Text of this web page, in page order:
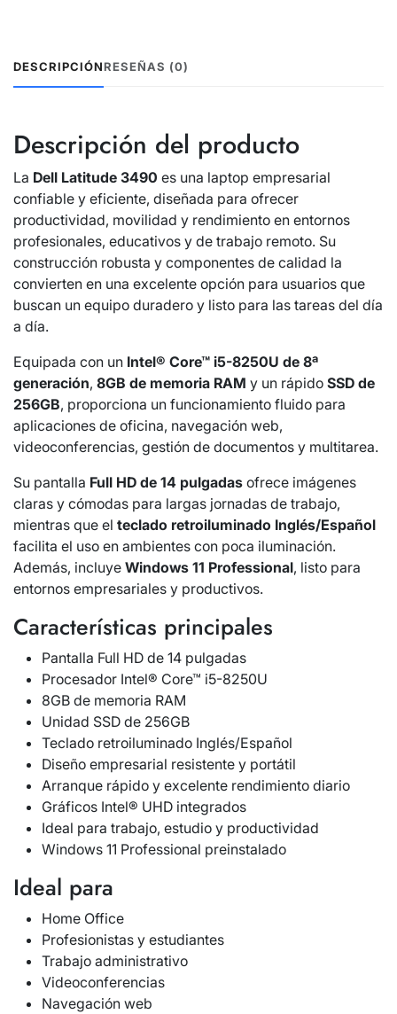
DESCRIPCIÓNRESEÑAS (0)
Descripción del producto
La Dell Latitude 3490 es una laptop empresarial
confiable y eficiente, diseñada para ofrecer
productividad, movilidad y rendimiento en entornos
profesionales, educativos y de trabajo remoto. Su
construcción robusta y componentes de calidad la
convierten en una excelente opción para usuarios que
buscan un equipo duradero y listo para las tareas del día
a día.
Equipada con un Intel® Core™ i5-8250U de 8ª
generación, 8GB de memoria RAM y un rápido SSD de
256GB, proporciona un funcionamiento fluido para
aplicaciones de oficina, navegación web,
videoconferencias, gestión de documentos y multitarea.
Su pantalla Full HD de 14 pulgadas ofrece imágenes
claras y cómodas para largas jornadas de trabajo,
mientras que el teclado retroiluminado Inglés/Español
facilita el uso en ambientes con poca iluminación.
Además, incluye Windows 11 Professional, listo para
entornos empresariales y productivos.
Características principales
Pantalla Full HD de 14 pulgadas
Procesador Intel® Core™ i5-8250U
8GB de memoria RAM
Unidad SSD de 256GB
Teclado retroiluminado Inglés/Español
Diseño empresarial resistente y portátil
Arranque rápido y excelente rendimiento diario
Gráficos Intel® UHD integrados
Ideal para trabajo, estudio y productividad
Windows 11 Professional preinstalado
Ideal para
Home Office
Profesionistas y estudiantes
Trabajo administrativo
Videoconferencias
Navegación web